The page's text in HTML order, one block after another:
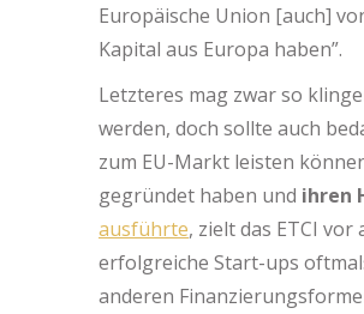
Europäische Union [auch]
Kapital aus Europa haben”.
Letzteres mag zwar so
werden, doch sollte auch
zum EU-Markt leisten
gegründet haben und ihren
ausführte, zielt das ETCI
erfolgreiche Start-ups
anderen